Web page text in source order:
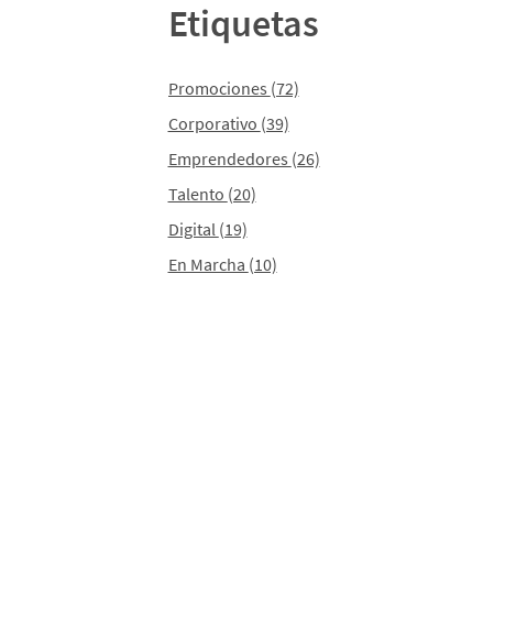
Etiquetas
Promociones (72)
Corporativo (39)
Emprendedores (26)
Talento (20)
Digital (19)
En Marcha (10)